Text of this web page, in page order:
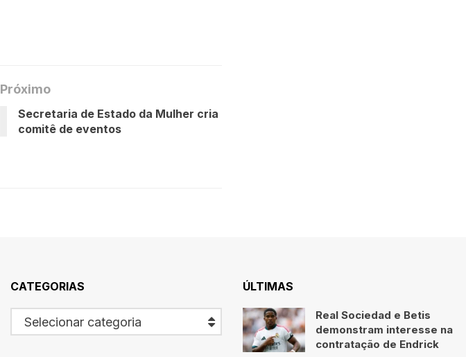
Próximo
Secretaria de Estado da Mulher cria
comitê de eventos
CATEGORIAS
Selecionar categoria
ÚLTIMAS
Real Sociedad e Betis
demonstram interesse na
contratação de Endrick